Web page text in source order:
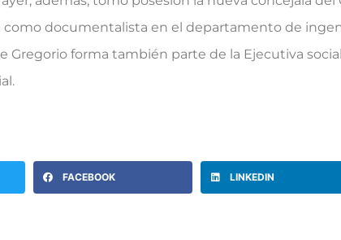
como documentalista en el departamento de
Gregorio forma también parte de la Ejecutiva
FACEBOOK LINKEDIN